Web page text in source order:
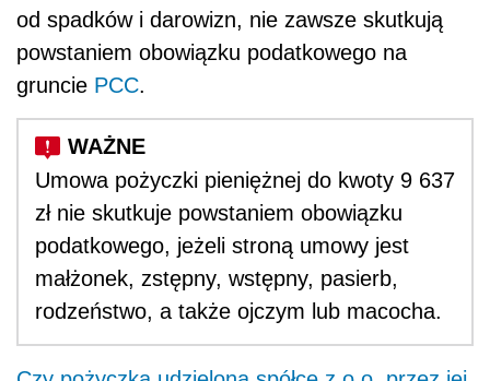
od spadków i darowizn, nie zawsze skutkują
powstaniem obowiązku podatkowego na
gruncie PCC.
Umowa pożyczki pieniężnej do kwoty 9 637
zł nie skutkuje powstaniem obowiązku
podatkowego, jeżeli stroną umowy jest
małżonek, zstępny, wstępny, pasierb,
rodzeństwo, a także ojczym lub macocha.